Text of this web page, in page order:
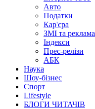
Авто
Податки
Кар'єра
ЗМІ та реклама
Індекси
Прес-релізи
АБК
Наука
Шоу-бізнес
Спорт
Lifestyle
БЛОГИ ЧИТАЧІВ